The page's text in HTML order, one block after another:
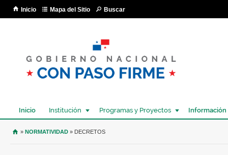
Inicio Mapa del Sitio Buscar
Inicio Institución Programas y Proyectos Información
USTED SE ENCUENTRA AQUÍ
» NORMATIVIDAD » DECRETOS